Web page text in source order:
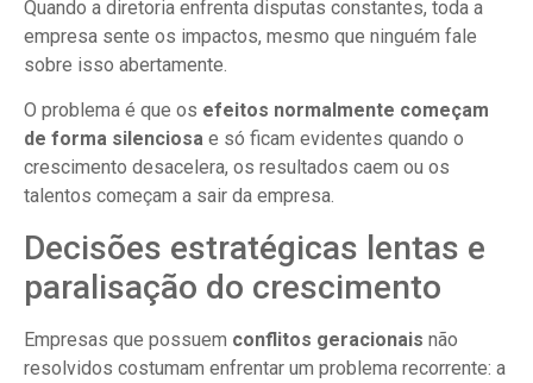
Quando a diretoria enfrenta disputas constantes, toda a
empresa sente os impactos, mesmo que ninguém fale
sobre isso abertamente.
O problema é que os efeitos normalmente começam
de forma silenciosa e só ficam evidentes quando o
crescimento desacelera, os resultados caem ou os
talentos começam a sair da empresa.
Decisões estratégicas lentas e
paralisação do crescimento
Empresas que possuem conflitos geracionais não
resolvidos costumam enfrentar um problema recorrente: a